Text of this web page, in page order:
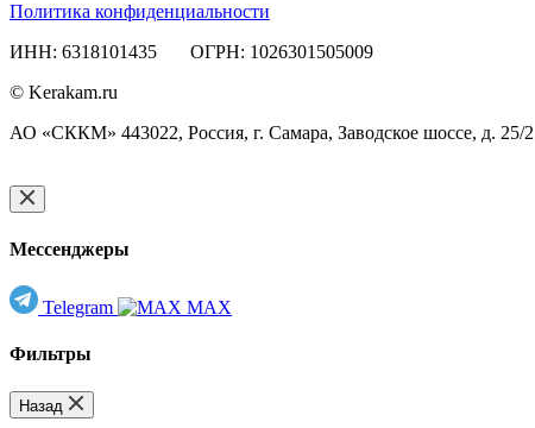
Политика конфиденциальности
ИНН: 6318101435 ОГРН: 1026301505009
© Kerakam.ru
АО «СККМ» 443022, Россия, г. Самара, Заводское шоссе, д. 25/2
Мессенджеры
Telegram MAX
Фильтры
Назад